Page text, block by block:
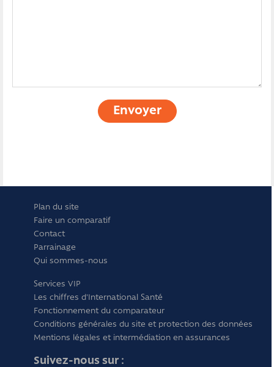
Envoyer
Plan du site
Faire un comparatif
Contact
Parrainage
Qui sommes-nous
Services VIP
Les chiffres d'International Santé
Fonctionnement du comparateur
Conditions générales du site et protection des données
Mentions légales et intermédiation en assurances
Suivez-nous sur :